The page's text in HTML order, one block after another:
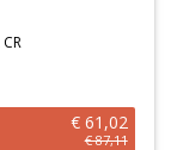
€ 61,02
€ 87,11